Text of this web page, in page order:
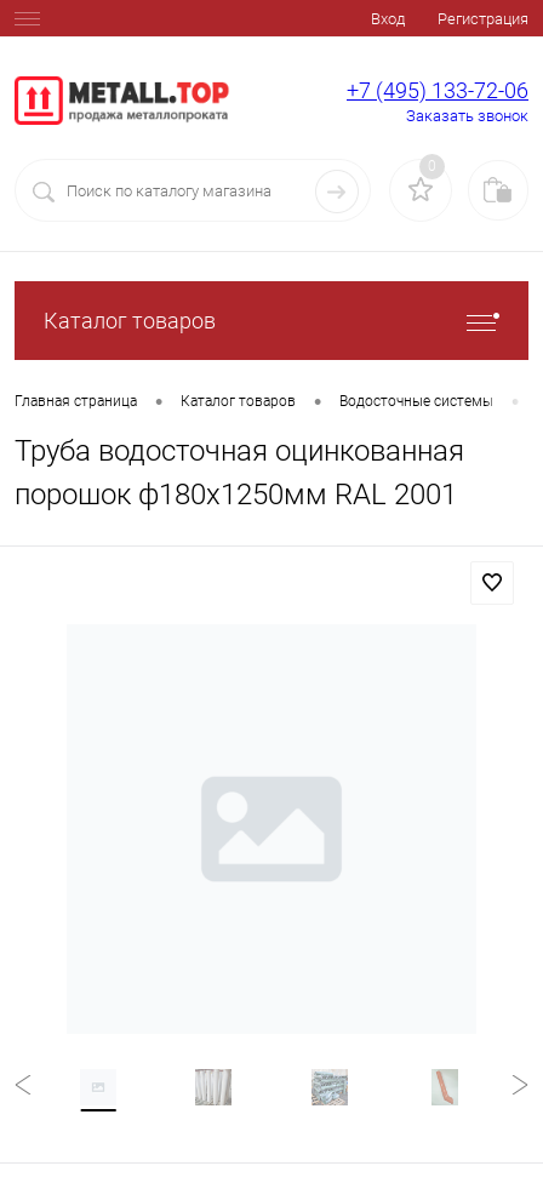
Вход Регистрация
+7 (495) 133-72-06
Заказать звонок
0
Каталог товаров
Главная страница • Каталог товаров • Водосточные системы •
Труба водосточная оцинкованная
порошок ф180х1250мм RAL 2001